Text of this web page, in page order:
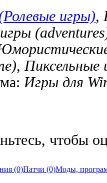
игры),
игры
Пиксельные
Игры для
чтобы
(0)Патчи (0)Моды,